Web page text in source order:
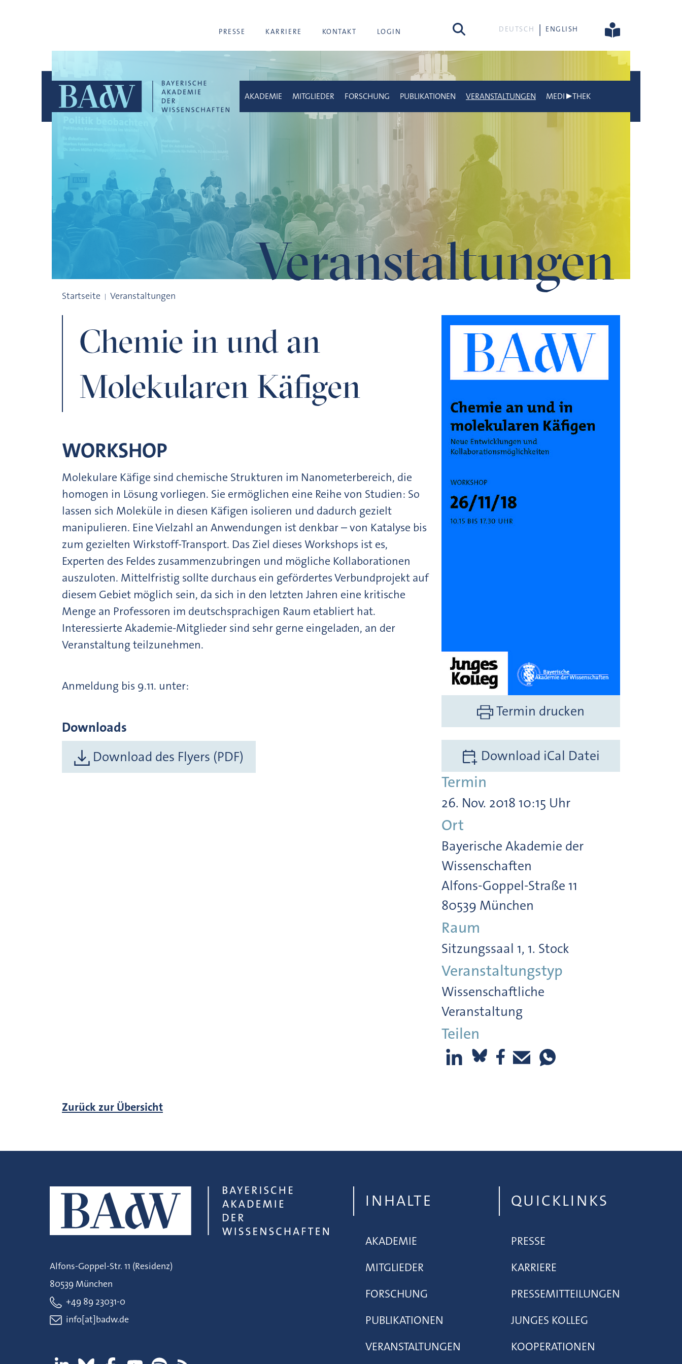
PRESSE KARRIERE KONTAKT LOGIN Suche DEUTSCH ENGLISH
Veranstaltungen
AKADEMIE MITGLIEDER FORSCHUNG PUBLIKATIONEN VERANSTALTUNGEN MEDI▶THEK
Startseite Veranstaltungen
Chemie in und an
Molekularen Käfigen
WORKSHOP
Molekulare Käfige sind chemische Strukturen im Nanometerbereich, die
homogen in Lösung vorliegen. Sie ermöglichen eine Reihe von Studien: So
lassen sich Moleküle in diesen Käfigen isolieren und dadurch gezielt
manipulieren. Eine Vielzahl an Anwendungen ist denkbar – von Katalyse bis
zum gezielten Wirkstoff-Transport. Das Ziel dieses Workshops ist es,
Experten des Feldes zusammenzubringen und mögliche Kollaborationen
auszuloten. Mittelfristig sollte durchaus ein gefördertes Verbundprojekt auf
diesem Gebiet möglich sein, da sich in den letzten Jahren eine kritische
Menge an Professoren im deutschsprachigen Raum etabliert hat.
Interessierte Akademie-Mitglieder sind sehr gerne eingeladen, an der
Veranstaltung teilzunehmen.
Anmeldung bis 9.11. unter:
Downloads
Download des Flyers (PDF)
Termin drucken
Download iCal Datei
Termin
26. Nov. 2018 10:15 Uhr
Ort
Bayerische Akademie der
Wissenschaften
Alfons-Goppel-Straße 11
80539 München
Raum
Sitzungssaal 1, 1. Stock
Veranstaltungstyp
Wissenschaftliche
Veranstaltung
Teilen
Zurück zur Übersicht
Alfons-Goppel-Str. 11 (Residenz)
80539 München
+49 89 23031-0
info[at]badw.de
INHALTE
AKADEMIE
MITGLIEDER
FORSCHUNG
PUBLIKATIONEN
VERANSTALTUNGEN
QUICKLINKS
PRESSE
KARRIERE
PRESSEMITTEILUNGEN
JUNGES KOLLEG
KOOPERATIONEN